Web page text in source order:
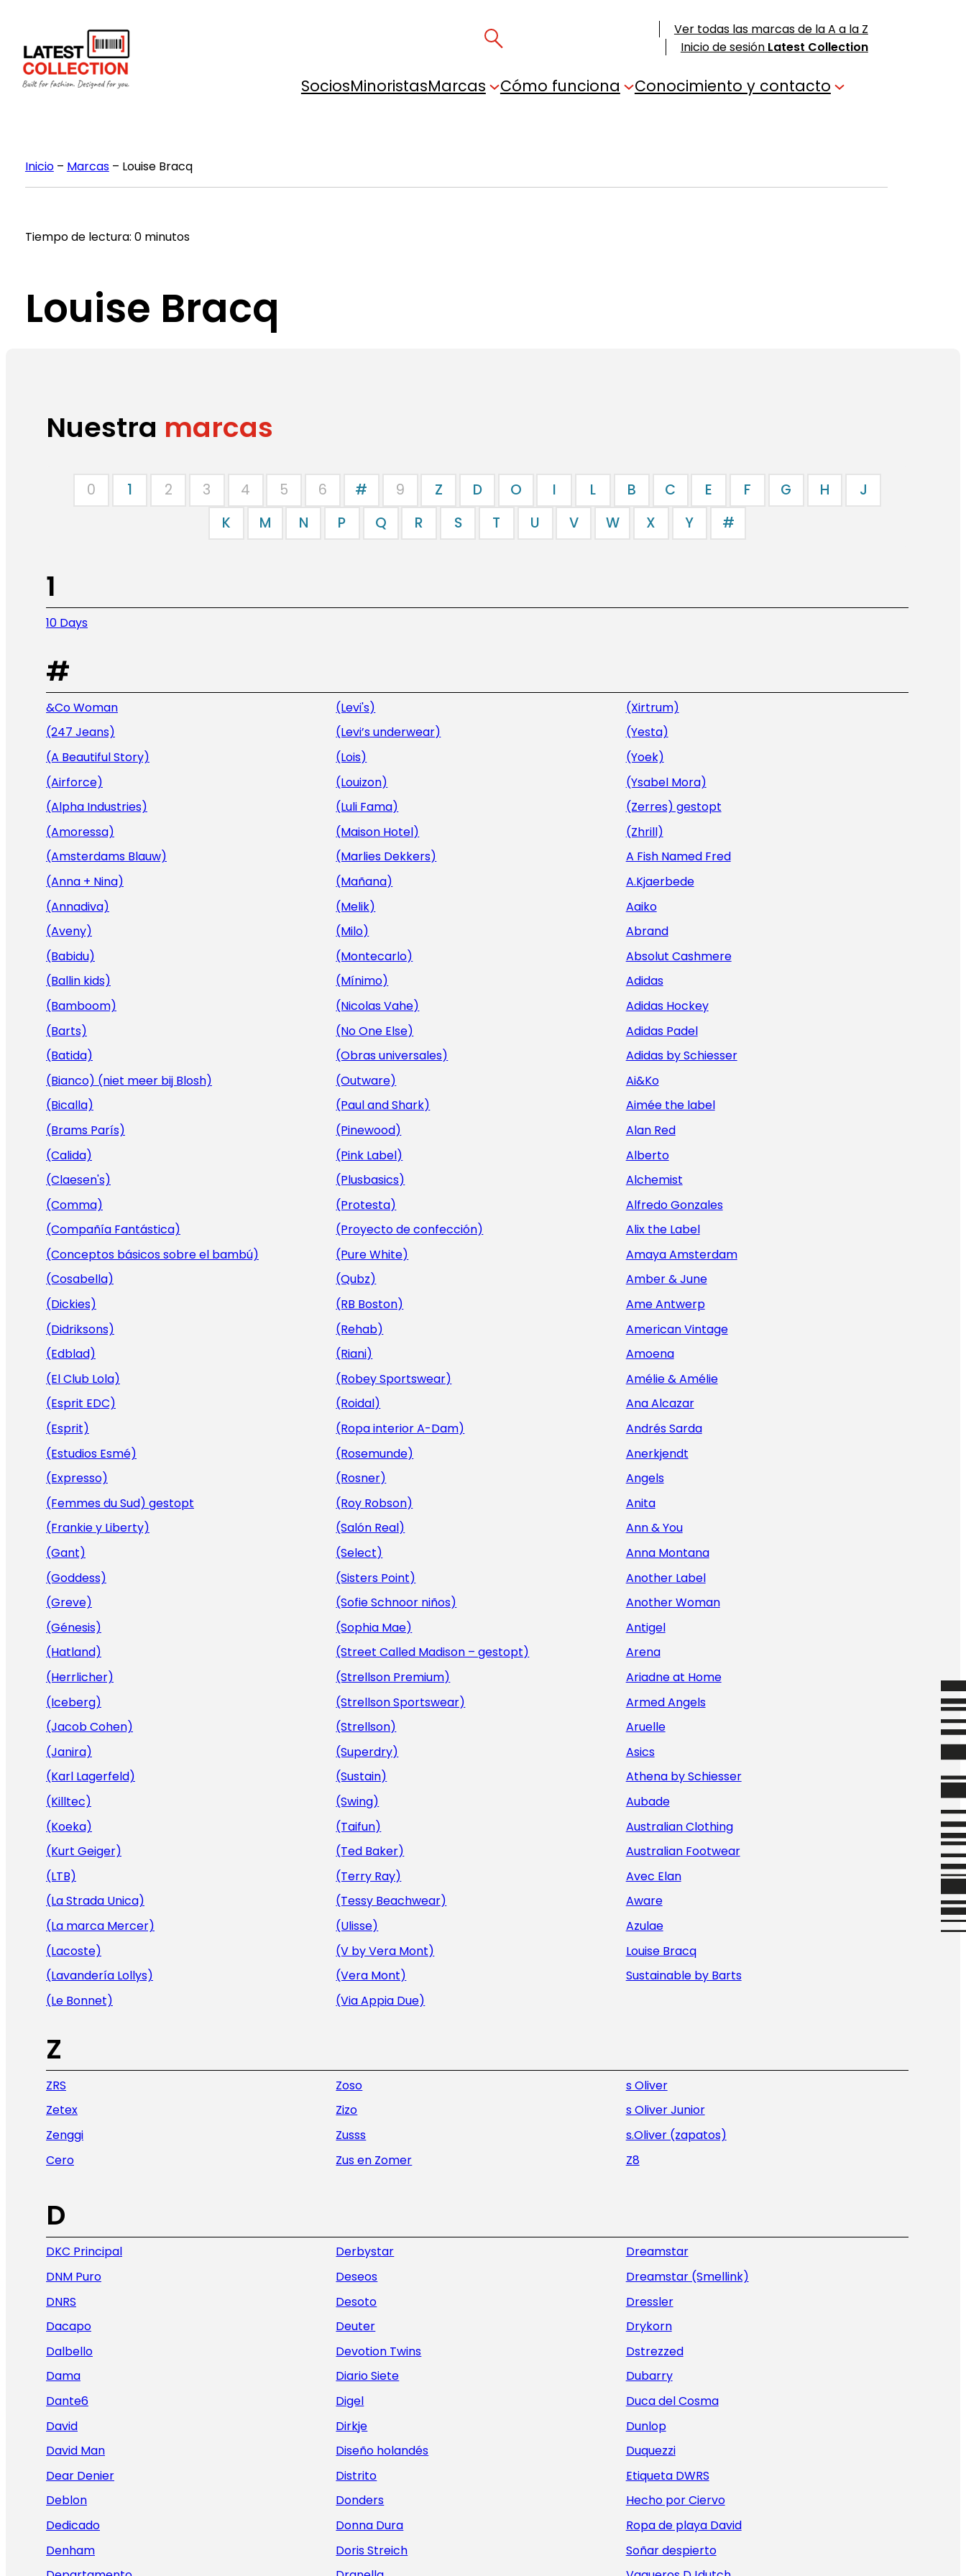
contenido
Ver todas las marcas de la A a la Z
Inicio de sesión Latest Collection
SociosMinoristasMarcas Cómo funciona Conocimiento y contacto
Inicio– Marcas– Louise Bracq
Tiempo de lectura: 0 minutos
Louise Bracq
Nuestra marcas
0 1 2 3 4 5 6 # 9 Z D O I L B C E F G H
J
K
M N P Q R S T U V W X Y #
1
10 Days
#
&Co Woman
(247 Jeans)
(A Beautiful Story)
(Airforce)
(Alpha Industries)
(Amoressa)
(Amsterdams Blauw)
(Anna + Nina)
(Annadiva)
(Aveny)
(Babidu)
(Ballin kids)
(Bamboom)
(Barts)
(Batida)
(Bianco) (niet meer bij Blosh)
(Bicalla)
(Brams París)
(Calida)
(Claesen's)
(Comma)
(Compañía Fantástica)
(Conceptos básicos sobre el bambú)
(Cosabella)
(Dickies)
(Didriksons)
(Edblad)
(El Club Lola)
(Esprit EDC)
(Esprit)
(Estudios Esmé)
(Expresso)
(Femmes du Sud) gestopt
(Frankie y Liberty)
(Gant)
(Goddess)
(Greve)
(Génesis)
(Hatland)
(Herrlicher)
(Iceberg)
(Jacob Cohen)
(Janira)
(Karl Lagerfeld)
(Killtec)
(Koeka)
(Kurt Geiger)
(LTB)
(La Strada Unica)
(La marca Mercer)
(Lacoste)
(Lavandería Lollys)
(Le Bonnet)
(Levi's)
(Levi’s underwear)
(Lois)
(Louizon)
(Luli Fama)
(Maison Hotel)
(Marlies Dekkers)
(Mañana)
(Melik)
(Milo)
(Montecarlo)
(Mínimo)
(Nicolas Vahe)
(No One Else)
(Obras universales)
(Outware)
(Paul and Shark)
(Pinewood)
(Pink Label)
(Plusbasics)
(Protesta)
(Proyecto de confección)
(Pure White)
(Qubz)
(RB Boston)
(Rehab)
(Riani)
(Robey Sportswear)
(Roidal)
(Ropa interior A-Dam)
(Rosemunde)
(Rosner)
(Roy Robson)
(Salón Real)
(Select)
(Sisters Point)
(Sofie Schnoor niños)
(Sophia Mae)
(Street Called Madison – gestopt)
(Strellson Premium)
(Strellson Sportswear)
(Strellson)
(Superdry)
(Sustain)
(Swing)
(Taifun)
(Ted Baker)
(Terry Ray)
(Tessy Beachwear)
(Ulisse)
(V by Vera Mont)
(Vera Mont)
(Via Appia Due)
(Xirtrum)
(Yesta)
(Yoek)
(Ysabel Mora)
(Zerres) gestopt
(Zhrill)
A Fish Named Fred
A.Kjaerbede
Aaiko
Abrand
Absolut Cashmere
Adidas
Adidas Hockey
Adidas Padel
Adidas by Schiesser
Ai&Ko
Aimée the label
Alan Red
Alberto
Alchemist
Alfredo Gonzales
Alix the Label
Amaya Amsterdam
Amber & June
Ame Antwerp
American Vintage
Amoena
Amélie & Amélie
Ana Alcazar
Andrés Sarda
Anerkjendt
Angels
Anita
Ann & You
Anna Montana
Another Label
Another Woman
Antigel
Arena
Ariadne at Home
Armed Angels
Aruelle
Asics
Athena by Schiesser
Aubade
Australian Clothing
Australian Footwear
Avec Elan
Aware
Azulae
Louise Bracq
Sustainable by Barts
Z
ZRS
Zetex
Zenggi
Cero
Zoso
Zizo
Zusss
Zus en Zomer
s Oliver
s Oliver Junior
s.Oliver (zapatos)
Z8
D
DKC Principal
DNM Puro
DNRS
Dacapo
Dalbello
Dama
Dante6
David
David Man
Dear Denier
Deblon
Dedicado
Denham
Derbystar
Deseos
Desoto
Deuter
Devotion Twins
Diario Siete
Digel
Dirkje
Diseño holandés
Distrito
Donders
Donna Dura
Doris Streich
Dreamstar
Dreamstar (Smellink)
Dressler
Drykorn
Dstrezzed
Dubarry
Duca del Cosma
Dunlop
Duquezzi
Etiqueta DWRS
Hecho por Ciervo
Ropa de playa David
Soñar despierto